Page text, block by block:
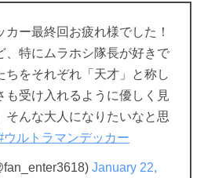
カー最終回お疲れ様でした！
、特にムラホシ隊長が好きで
ちをそれぞれ「天才」と称し
も受け入れるように優しく見
そんな大人になりたいなと思
ウルトラマンデッカー
January 22,